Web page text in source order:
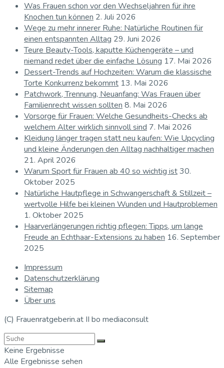
Was Frauen schon vor den Wechseljahren für ihre
Knochen tun können 2. Juli 2026
Wege zu mehr innerer Ruhe: Natürliche Routinen für
einen entspannten Alltag 29. Juni 2026
Teure Beauty-Tools, kaputte Küchengeräte – und
niemand redet über die einfache Lösung 17. Mai 2026
Dessert-Trends auf Hochzeiten: Warum die klassische
Torte Konkurrenz bekommt 13. Mai 2026
Patchwork, Trennung, Neuanfang: Was Frauen über
Familienrecht wissen sollten 8. Mai 2026
Vorsorge für Frauen: Welche Gesundheits-Checks ab
welchem Alter wirklich sinnvoll sind 7. Mai 2026
Kleidung länger tragen statt neu kaufen: Wie Upcycling
und kleine Änderungen den Alltag nachhaltiger machen
21. April 2026
Warum Sport für Frauen ab 40 so wichtig ist30.
Oktober 2025
Natürliche Hautpflege in Schwangerschaft & Stillzeit –
wertvolle Hilfe bei kleinen Wunden und Hautproblemen
1. Oktober 2025
Haarverlängerungen richtig pflegen: Tipps, um lange
Freude an Echthaar-Extensions zu haben 16. September
2025
Impressum
Datenschutzerklärung
Sitemap
Über uns
(C) Frauenratgeberin.at II bo mediaconsult
Keine Ergebnisse
Alle Ergebnisse sehen